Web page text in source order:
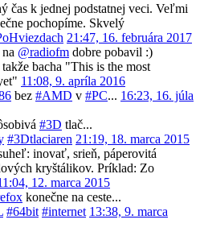
čas k jednej podstatnej veci. Veľmi
pochopíme. Skvelý
21:47, 16. februára 2017
@radiofm dobre pobavil :)
takže bacha "This is the most
11:08, 9. apríla 2016
bez #AMD v #PC... 16:23, 16. júla
#3D tlač...
#3Dtlaciaren 21:19, 18. marca 2015
inovať, srieň, páperovitá
kryštálikov. Príklad: Zo
12. marca 2015
konečne na ceste...
#64bit #internet 13:38, 9. marca